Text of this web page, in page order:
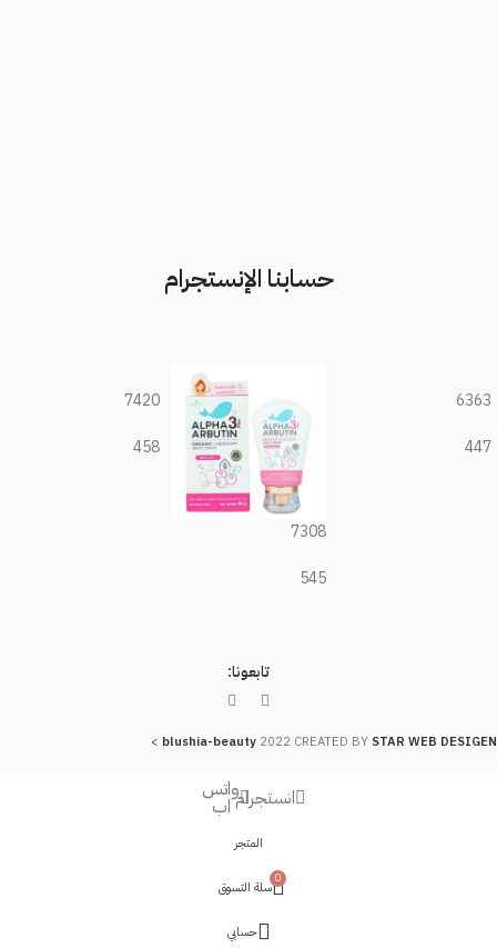
حسابنا الإنستجرام
6363
447
7308
545
7420
458
تابعونا:
blushia-beauty 2022 CREATED BY STAR WEB DESIGEN
>
انستجرامواتس
اب
المتجر
0 سلة التسوق
حسابي